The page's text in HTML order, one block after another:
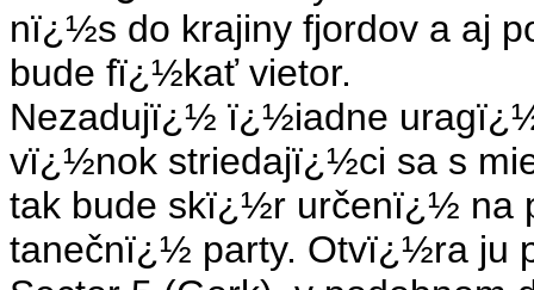
nï¿½s do krajiny fjordov a aj
bude fï¿½kať vietor.
Nezadujï¿½ ï¿½iadne
vï¿½nok striedajï¿½ci sa s
tak bude skï¿½r určenï¿½ na
tanečnï¿½ party. Otvï¿½ra ju